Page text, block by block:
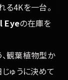
る4Kを一台。
Eyeの在庫を
観葉植物型か
ゅうに決めて